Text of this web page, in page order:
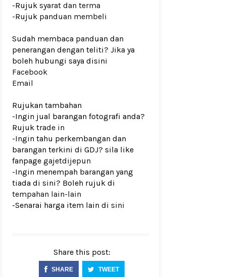
-Rujuk syarat dan terma
-Rujuk panduan membeli
Sudah membaca panduan dan
penerangan dengan teliti? Jika ya
boleh hubungi saya disini
Facebook
Email
Rujukan tambahan
-Ingin jual barangan fotografi anda?
Rujuk trade in
-Ingin tahu perkembangan dan
barangan terkini di GDJ? sila like
fanpage gajetdijepun
-Ingin menempah barangan yang
tiada di sini? Boleh rujuk di
tempahan lain-lain
-Senarai harga item lain di sini
Share this post:
SHARE TWEET